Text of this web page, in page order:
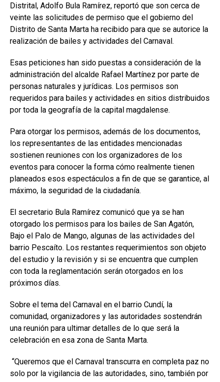
Distrital, Adolfo Bula Ramírez, reportó que son cerca de
veinte las solicitudes de permiso que el gobierno del
Distrito de Santa Marta ha recibido para que se autorice la
realización de bailes y actividades del Carnaval.
Esas peticiones han sido puestas a consideración de la
administración del alcalde Rafael Martínez por parte de
personas naturales y jurídicas. Los permisos son
requeridos para bailes y actividades en sitios distribuidos
por toda la geografía de la capital magdalense.
Para otorgar los permisos, además de los documentos,
los representantes de las entidades mencionadas
sostienen reuniones con los organizadores de los
eventos para conocer la forma cómo realmente tienen
planeados esos espectáculos a fin de que se garantice, al
máximo, la seguridad de la ciudadanía.
El secretario Bula Ramírez comunicó que ya se han
otorgado los permisos para los bailes de San Agatón,
Bajo el Palo de Mango, algunas de las actividades del
barrio Pescaíto. Los restantes requerimientos son objeto
del estudio y la revisión y si se encuentra que cumplen
con toda la reglamentación serán otorgados en los
próximos días.
Sobre el tema del Carnaval en el barrio Cundí, la
comunidad, organizadores y las autoridades sostendrán
una reunión para ultimar detalles de lo que será la
celebración en esa zona de Santa Marta.
“Queremos que el Carnaval transcurra en completa paz no
solo por la vigilancia de las autoridades, sino, también por